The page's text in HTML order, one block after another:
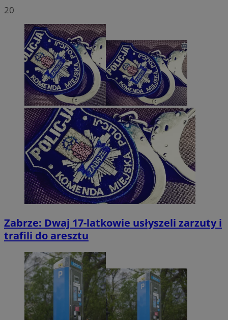
20
Zabrze: Dwaj 17-latkowie usłyszeli zarzuty i
trafili do aresztu